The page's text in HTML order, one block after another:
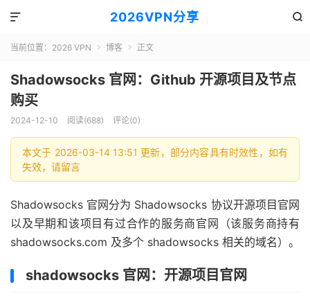
2026VPN分享 

当前位置： 2026 VPN  博客  正文
Shadowsocks 官网：Github 开源项目及节点
购买
2024-12-10 阅读(688) 评论(0)
本文于 2026-03-14 13:51 更新，部分内容具有时效性，如有
失效，请留言
Shadowsocks 官网分为 Shadowsocks 协议开源项目官网
以及早期和该项目有过合作的服务商官网（该服务商持有
shadowsocks.com 及多个 shadowsocks 相关的域名）。
shadowsocks 官网：开源项目官网